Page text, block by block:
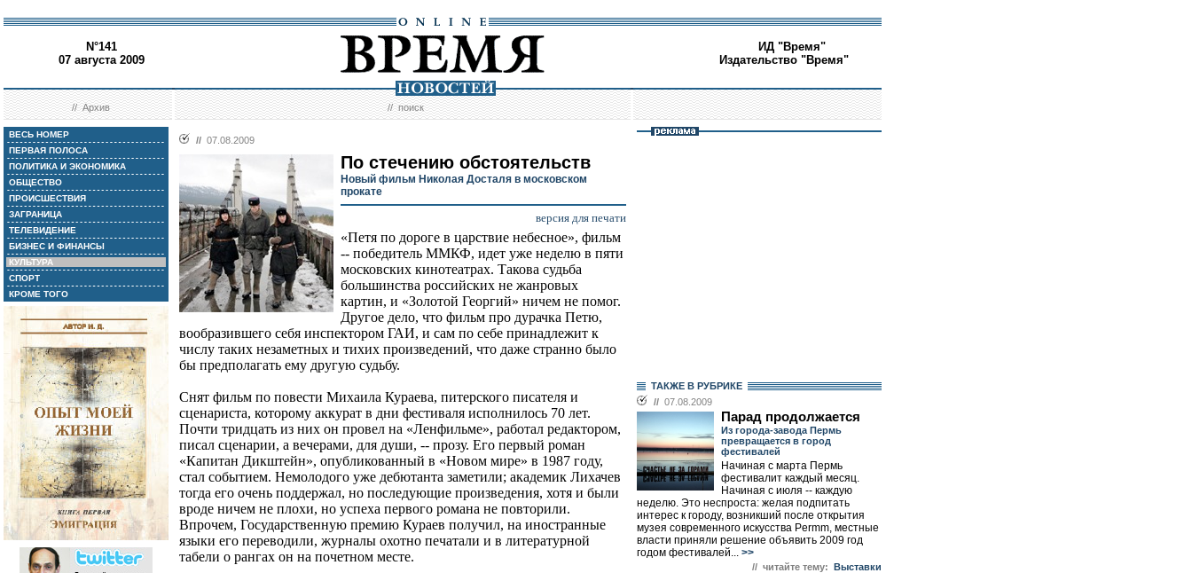
N°141
07 августа 2009
ИД "Время"
Издательство "Время"
//Архив //поиск
ВЕСЬ НОМЕР
ПЕРВАЯ ПОЛОСА
ПОЛИТИКА И ЭКОНОМИКА
ОБЩЕСТВО
ПРОИСШЕСТВИЯ
ЗАГРАНИЦА
ТЕЛЕВИДЕНИЕ
БИЗНЕС И ФИНАНСЫ
КУЛЬТУРА
СПОРТ
КРОМЕ ТОГО
// 07.08.2009
По стечению обстоятельств
Новый фильм Николая Досталя в московском
прокате
версия для печати
«Петя по дороге в царствие небесное», фильм
-- победитель ММКФ, идет уже неделю в пяти
московских кинотеатрах. Такова судьба
большинства российских не жанровых
картин, и «Золотой Георгий» ничем не помог.
Другое дело, что фильм про дурачка Петю,
вообразившего себя инспектором ГАИ, и сам по себе принадлежит к
числу таких незаметных и тихих произведений, что даже странно было
бы предполагать ему другую судьбу.
Снят фильм по повести Михаила Кураева, питерского писателя и
сценариста, которому аккурат в дни фестиваля исполнилось 70 лет.
Почти тридцать из них он провел на «Ленфильме», работал редактором,
писал сценарии, а вечерами, для души, -- прозу. Его первый роман
«Капитан Дикштейн», опубликованный в «Новом мире» в 1987 году,
стал событием. Немолодого уже дебютанта заметили; академик Лихачев
тогда его очень поддержал, но последующие произведения, хотя и были
вроде ничем не плохи, но успеха первого романа не повторили.
Впрочем, Государственную премию Кураев получил, на иностранные
языки его переводили, журналы охотно печатали и в литературной
табели о рангах он на почетном месте.
ТАКЖЕ В РУБРИКЕ
// 07.08.2009
Парад продолжается
Из города-завода Пермь
превращается в город
фестивалей
Начиная с марта Пермь
фестивалит каждый месяц.
Начиная с июля -- каждую
неделю. Это неспроста: желая подпитать
интерес к городу, возникший после открытия
музея современного искусства Permm, местные
власти приняли решение объявить 2009 год
годом фестивалей... >>
// читайте тему: Выставки